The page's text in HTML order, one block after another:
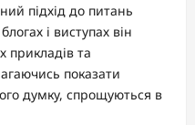
підхід до питань
і виступах він
прикладів та
показати
думку, спрощуються в